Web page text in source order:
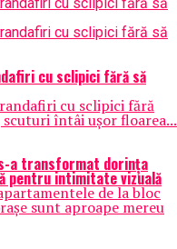
cu sclipici fără să
cu sclipici fără
întâi ușor floarea...
a transformat dorința
pentru intimitate vizuală
de la bloc
sunt aproape mereu